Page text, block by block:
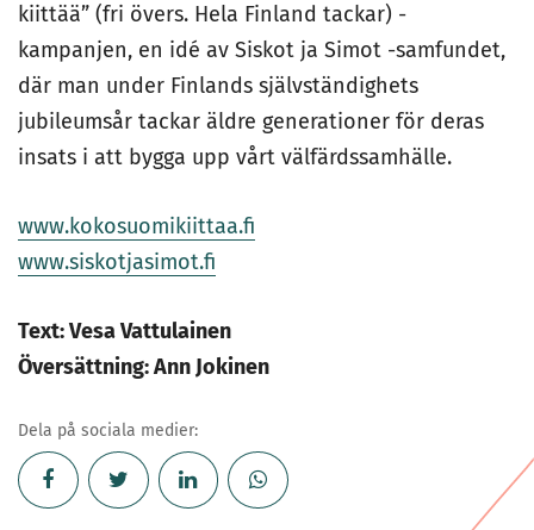
kiittää” (fri övers. Hela Finland tackar) -
kampanjen, en idé av Siskot ja Simot -samfundet,
där man under Finlands självständighets
jubileumsår tackar äldre generationer för deras
insats i att bygga upp vårt välfärdssamhälle.
www.kokosuomikiittaa.fi
www.siskotjasimot.fi
Text: Vesa Vattulainen
Översättning: Ann Jokinen
Dela på sociala medier: